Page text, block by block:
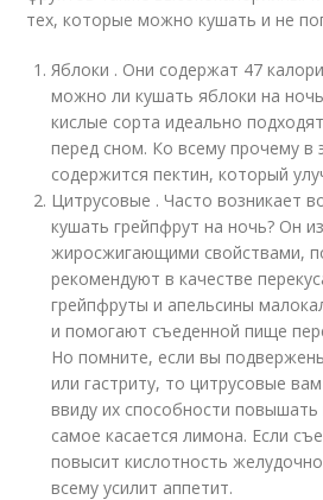
тех, которые можно кушать и не
Яблоки . Они содержат 47
можно ли кушать яблоки на
кислые сорта идеально
перед сном. Ко всему прочему в
содержится пектин, который
Цитрусовые . Часто возникает
кушать грейпфрут на ночь? Он
жиросжигающими свойствами,
рекомендуют в качестве
грейпфруты и апельсины
и помогают съеденной пище
Но помните, если вы
или гастриту, то цитрусовые
ввиду их способности
самое касается лимона. Если
повысит кислотность
всему усилит аппетит.